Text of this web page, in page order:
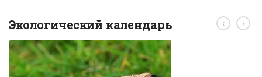
Экологический календарь ‹ ›